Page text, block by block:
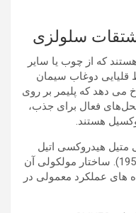
سلولزی
که از چوب یا سایر
قلیایی دوغاب سیمان
می دهد که پلیمر بر روی
فعال برای جذب،
هستند.
متیل هیدروکسی اتیل
سلولز (CMHEC) است (شل و وین، 1958). ساختار مولکولی آن
های عملکرد معمولی در